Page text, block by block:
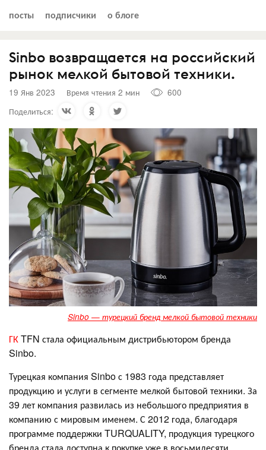
посты подписчики о блоге
Sinbo возвращается на российский
рынок мелкой бытовой техники.
19 Янв 2023 Время чтения 2 мин
600
Поделиться:
Sinbo — турецкий бренд мелкой бытовой техники
ГКTFN стала официальным дистрибьютором бренда
Sinbo.
Турецкая компания Sinbo с 1983 года представляет
продукцию и услуги в сегменте мелкой бытовой техники. За
39 лет компания развилась из небольшого предприятия в
компанию с мировым именем. С 2012 года, благодаря
программе поддержки TURQUALITY, продукция турецкого